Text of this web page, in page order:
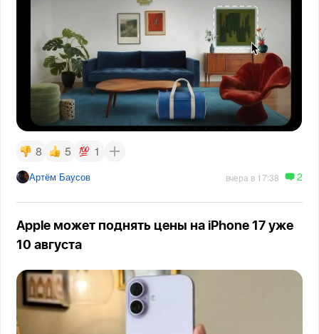
8 5 1
Артём Баусов вчера в 17:38 2
Apple может поднять цены на iPhone 17 уже
10 августа